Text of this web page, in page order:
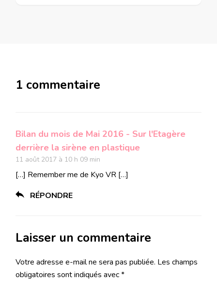
1 commentaire
Bilan du mois de Mai 2016 - Sur l'Etagère
derrière la sirène en plastique
11 août 2017 à 10 h 09 min
[…] Remember me de Kyo VR […]
RÉPONDRE
Laisser un commentaire
Votre adresse e-mail ne sera pas publiée. Les champs
obligatoires sont indiqués avec*